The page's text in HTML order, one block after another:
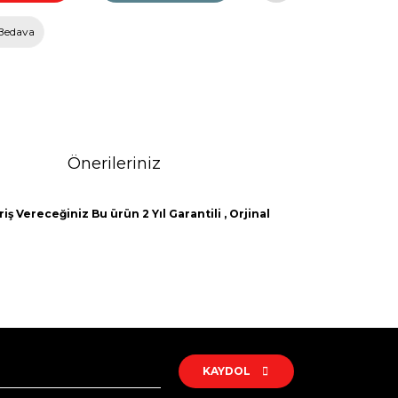
Önerileriniz
Vereceğiniz Bu ürün 2 Yıl Garantili , Orjinal
KAYDOL